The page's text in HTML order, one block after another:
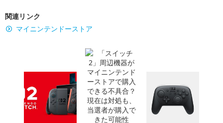
関連リンク
マイニンテンドーストア